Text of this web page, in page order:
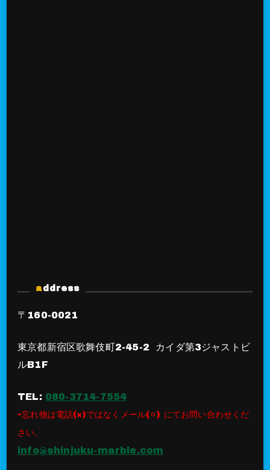
address
〒160-0021
東京都新宿区歌舞伎町2-45-2 カイダ第3ジャストビ
ルB1F
TEL: 080-3714-7554
⇨忘れ物は電話(×)ではなくメール(⚪︎) にてお問い合わせくだ
さい。
info@shinjuku-marble.com